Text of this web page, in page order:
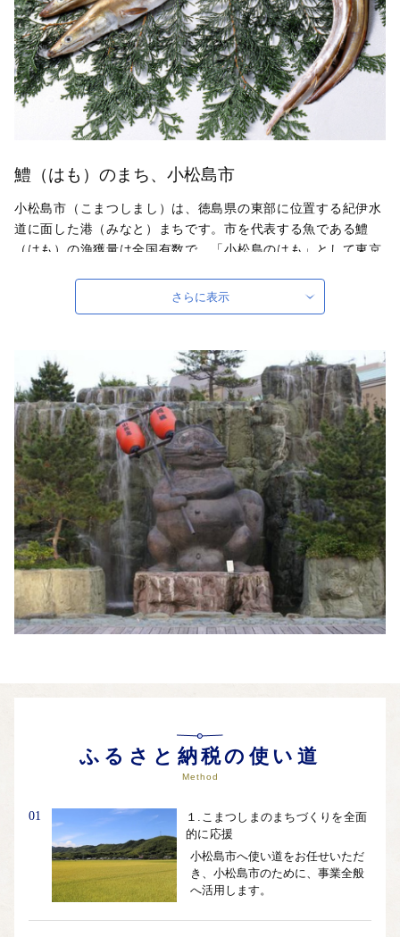
鱧（はも）のまち、小松島市
小松島市（こまつしまし）は、徳島県の東部に位置する紀伊水
道に面した港（みなと）まちです。市を代表する魚である鱧
（はも）の漁獲量は全国有数で、「小松島のはも」として東京
には徳島県下でも最大の規模を誇る産直市があり、阿波牛やミ
カンやトマト、お米といった様々な食材が揃っています。ま
た逸話が多くあり、港周辺エリアにある広場には、大きなたぬ
きの像が鎮座しています。県内の市としては一番小さい面積で
すが、その中に、港あり、山あり、歴史ありと、見どころ満載
となっています。
さらに表示
ふるさと納税の使い道
Method
01
１.こまつしまのまちづくりを全面
的に応援
小松島市へ使い道をお任せいただ
き、小松島市のために、事業全般
へ活用します。